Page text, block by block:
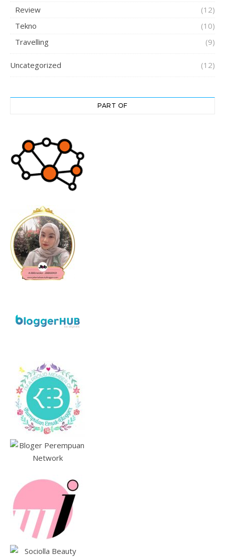
Review
(12)
Tekno
(10)
Travelling
(9)
Uncategorized (12)
PART OF